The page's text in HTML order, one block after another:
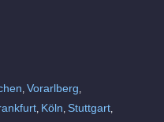
Vorarlberg
Köln Stuttgart